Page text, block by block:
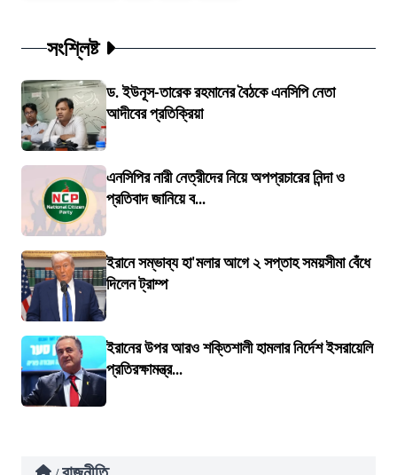
সংশ্লিষ্ট
ড. ইউনূস-তারেক রহমানের বৈঠকে এনসিপি নেতা
আদীবের প্রতিক্রিয়া
এনসিপির নারী নেত্রীদের নিয়ে অপপ্রচারের নিন্দা ও
প্রতিবাদ জানিয়ে ব...
ইরানে সম্ভাব্য হা'মলার আগে ২ সপ্তাহ সময়সীমা বেঁধে
দিলেন ট্রাম্প
ইরানের উপর আরও শক্তিশালী হামলার নির্দেশ ইসরায়েলি
প্রতিরক্ষামন্ত্র...